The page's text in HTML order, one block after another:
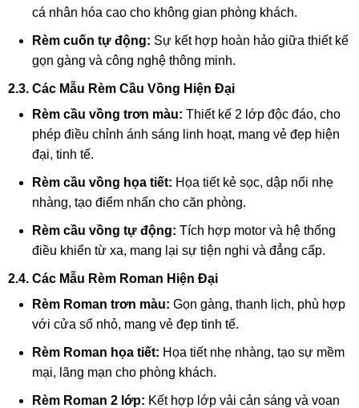
cá nhân hóa cao cho không gian phòng khách.
Rèm cuốn tự động: Sự kết hợp hoàn hảo giữa thiết kế
gọn gàng và công nghệ thông minh.
2.3. Các Mẫu Rèm Cầu Vồng Hiện Đại
Rèm cầu vồng trơn màu: Thiết kế 2 lớp độc đáo, cho
phép điều chỉnh ánh sáng linh hoạt, mang vẻ đẹp hiện
đại, tinh tế.
Rèm cầu vồng họa tiết: Họa tiết kẻ sọc, dập nổi nhẹ
nhàng, tạo điểm nhấn cho căn phòng.
Rèm cầu vồng tự động: Tích hợp motor và hệ thống
điều khiển từ xa, mang lại sự tiện nghi và đẳng cấp.
2.4. Các Mẫu Rèm Roman Hiện Đại
Rèm Roman trơn màu: Gọn gàng, thanh lịch, phù hợp
với cửa sổ nhỏ, mang vẻ đẹp tinh tế.
Rèm Roman họa tiết: Họa tiết nhẹ nhàng, tạo sự mềm
mại, lãng mạn cho phòng khách.
Rèm Roman 2 lớp: Kết hợp lớp vải cản sáng và voan